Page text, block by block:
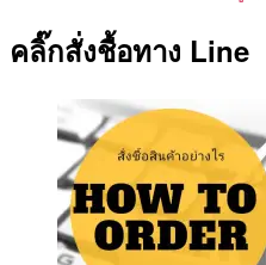
คลิ๊กสั่งชื้อทาง Line